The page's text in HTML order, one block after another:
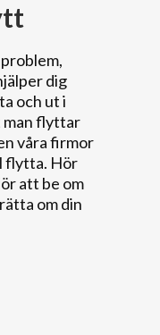
dig
och ut i
man flyttar
våra firmor
flytta. Hör
att be om
om din